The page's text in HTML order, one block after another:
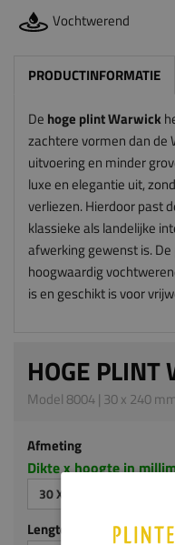
Vochtwerend
PRODUCTINFORMATIE
De hoge plint Warwick
zachtere vormen dan de
uitvoering en minder
luxe en elegantie uit,
verliezen. Hierdoor past
klassieke als landelijke
afwerking gewenst is.
hoogwaardig
is en geschikt is voor
HOGE PLINT
Model 8004 | 30 x 240
Afmeting
Dikte x hoogte in
30 X 240 MM
Lengte (mm)